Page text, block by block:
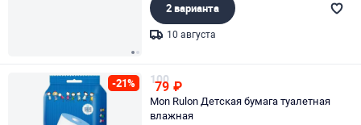
2 варианта
10 августа
-21% 100
79 ₽
Mon Rulon Детская бумага туалетная
влажная